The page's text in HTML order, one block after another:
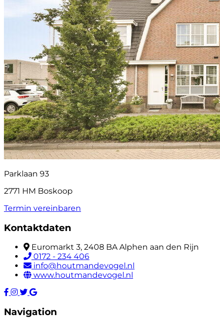
Parklaan 93
2771 HM Boskoop
Termin vereinbaren
Kontaktdaten
Euromarkt 3, 2408 BA Alphen aan den Rijn
0172 - 234 406
info@houtmandevogel.nl
www.houtmandevogel.nl
Navigation